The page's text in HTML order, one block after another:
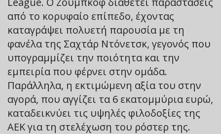
από το κορυφαίο επίπεδο, έχοντας
καταγράψει πολυετή παρουσία με τη
φανέλα της Σαχτάρ Ντόνετσκ, γεγονός που
υπογραμμίζει την ποιότητα και την
εμπειρία που φέρνει στην ομάδα.
Παράλληλα, η εκτιμώμενη αξία του στην
αγορά, που αγγίζει τα 6 εκατομμύρια ευρώ,
καταδεικνύει τις υψηλές φιλοδοξίες της
ΑΕΚ για τη στελέχωση του ρόστερ της.